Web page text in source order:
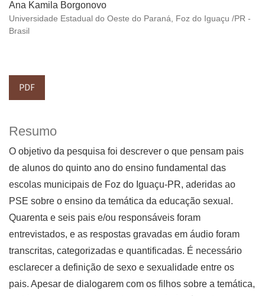
Ana Kamila Borgonovo
Universidade Estadual do Oeste do Paraná, Foz do Iguaçu /PR -
Brasil
PDF
Resumo
O objetivo da pesquisa foi descrever o que pensam pais
de alunos do quinto ano do ensino fundamental das
escolas municipais de Foz do Iguaçu-PR, aderidas ao
PSE sobre o ensino da temática da educação sexual.
Quarenta e seis pais e/ou responsáveis foram
entrevistados, e as respostas gravadas em áudio foram
transcritas, categorizadas e quantificadas. É necessário
esclarecer a definição de sexo e sexualidade entre os
pais. Apesar de dialogarem com os filhos sobre a temática,